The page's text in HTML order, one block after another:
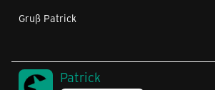
Gruß Patrick
Patrick